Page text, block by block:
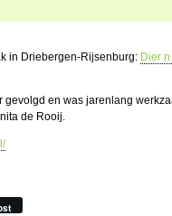
in Driebergen-Rijsenburg: Dier
en was jarenlang
de Rooij.